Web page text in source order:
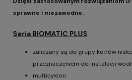
sprawne i niezawodne.
Seria BIOMATIC PLUS
zaliczany są do grupy kotłów
przeznaczeniem do instalacji
multicyklon